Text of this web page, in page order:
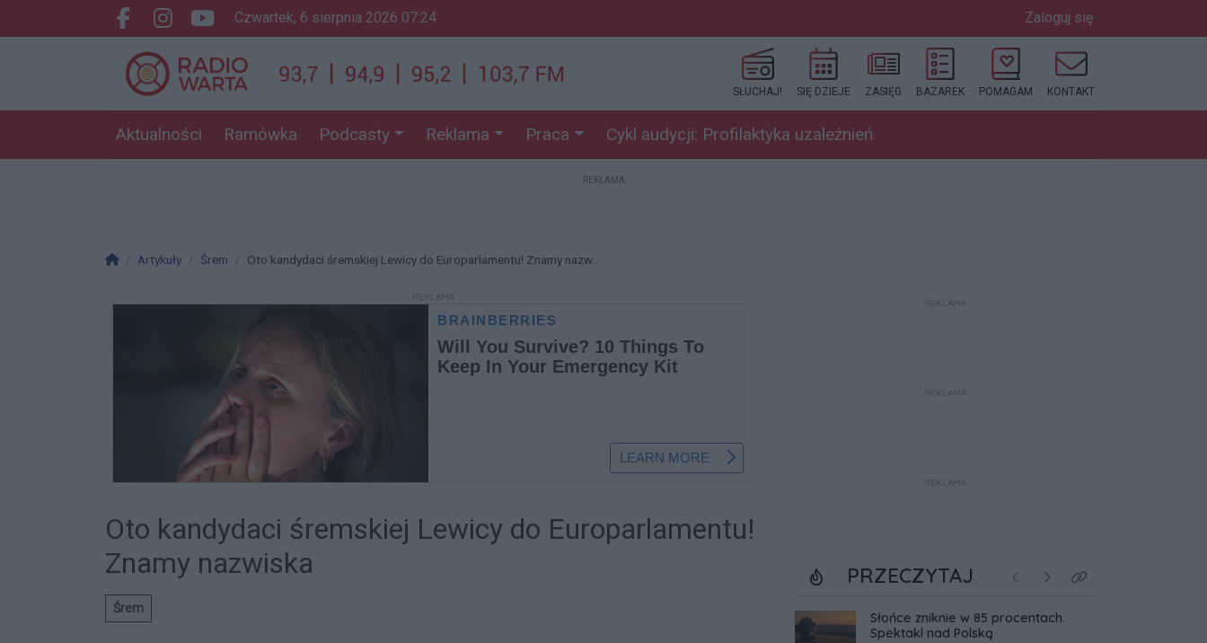
Facebook.com
Instagram.com
Youtube.com
czwartek, 6 sierpnia 2026 07:24 Zaloguj się
SŁUCHAJ! SIĘ DZIEJE ZASIĘG BAZAREK POMAGAM KONTAKT
Aktualności Ramówka Podcasty Reklama Praca Cykl audycji: Profilaktyka uzależnień
REKLAMA
Strona główna
Artykuły Śrem Oto kandydaci śremskiej Lewicy do Europarlamentu! Znamy nazw...
REKLAMA
Oto kandydaci śremskiej Lewicy do Europarlamentu!
Znamy nazwiska
Śrem
REKLAMA
REKLAMA
REKLAMA
PRZECZYTAJ Poprzednie
NastępneKliknij aby zobaczyć
Słońce zniknie w 85 procentach.
Spektakl nad Polską